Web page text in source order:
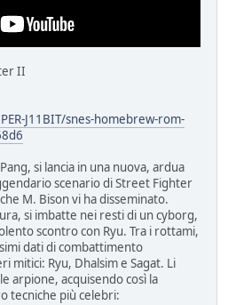
II
J11BIT/snes-homebrew-rom-
si lancia in una nuova, ardua
scenario di Street Fighter
M. Bison vi ha disseminato.
si imbatte nei resti di un cyborg,
scontro con Ryu. Tra i rottami,
dati di combattimento
Ryu, Dhalsim e Sagat. Li
arpione, acquisendo così la
tecniche più celebri: